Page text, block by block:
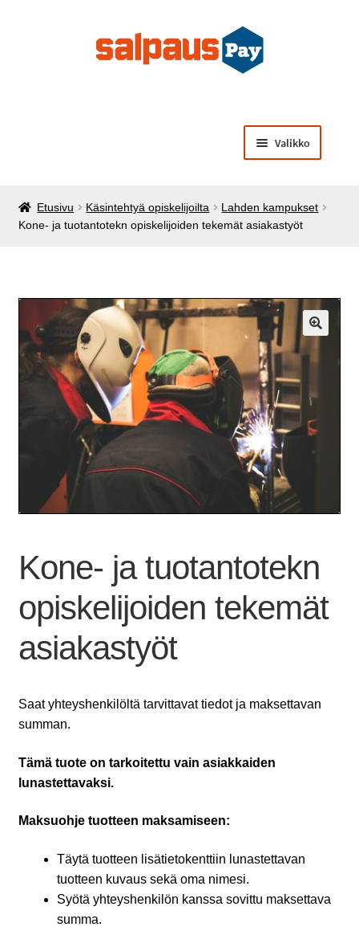
Siirry
Siirry
Valikko
tason
Käsintehtyä opiskelijoilta
Laajenna
tason
valikko
Etusivu Käsintehtyä opiskelijoilta
Lahden kampukset
Kone- ja tuotantotekn opiskelijoiden tekemät asiakastyöt
Kone- ja tuotantotekn
opiskelijoiden tekemät
asiakastyöt
Saat yhteyshenkilöltä tarvittavat tiedot ja maksettavan
summan.
Tämä tuote on tarkoitettu vain asiakkaiden
lunastettavaksi.
Maksuohje tuotteen maksamiseen:
Täytä tuotteen lisätietokenttiin lunastettavan
tuotteen kuvaus sekä oma nimesi.
Syötä yhteyshenkilön kanssa sovittu maksettava
summa.